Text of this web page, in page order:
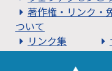
著作権・リンク・
ついて
リンク集